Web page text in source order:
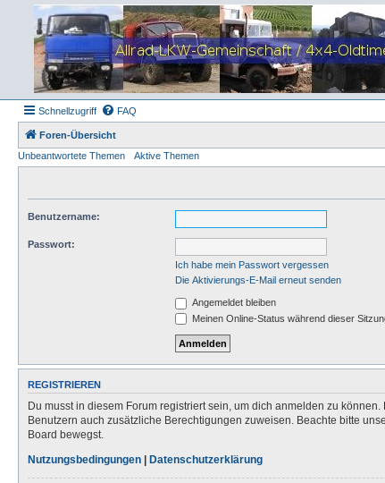
Schnellzugriff FAQ
Foren-Übersicht
Unbeantwortete Themen
Aktive Themen
Benutzername:
Passwort:
Ich habe mein Passwort vergessen
Die Aktivierungs-E-Mail erneut senden
Angemeldet bleiben
Meinen Online-Status während dieser
REGISTRIEREN
Du musst in diesem Forum registriert sein, um dich anmelden zu
Benutzern auch zusätzliche Berechtigungen zuweisen. Beachte bitte
Board bewegst.
Nutzungsbedingungen | Datenschutzerklärung